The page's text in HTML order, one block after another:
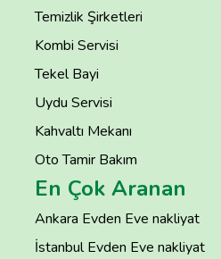
Temizlik Şirketleri
Kombi Servisi
Tekel Bayi
Uydu Servisi
Kahvaltı Mekanı
Oto Tamir Bakım
En Çok Aranan
Ankara Evden Eve nakliyat
İstanbul Evden Eve nakliyat